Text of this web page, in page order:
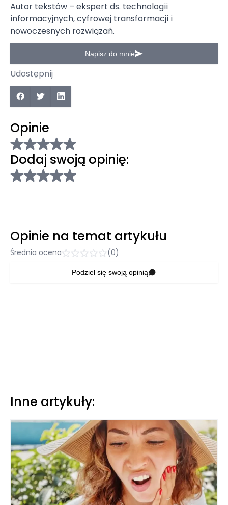
Autor tekstów – ekspert ds. technologii
informacyjnych, cyfrowej transformacji i
nowoczesnych rozwiązań.
Napisz do mnie
Udostępnij
Opinie
Dodaj swoją opinię:
Opinie na temat artykułu
Średnia ocena (0)
Podziel się swoją opinią
Inne artykuły: